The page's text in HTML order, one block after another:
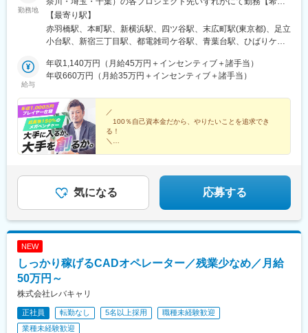
勤務地
を考慮して決定】■東京本社 東京都港区三田一丁目4番1号 住友不
動産麻布十番ビル4階☆2026年7月に移転☆BAR・テーブルゲーム
有＜アクセス＞・都営地下鉄大江戸線 「赤羽橋駅」より徒歩3
徒歩6分・都営地下鉄三田線「芝公園駅」より徒歩9分■大阪支
社 大阪府大阪市中央区久太郎町4-2-15 5F☆2025年1月に新設＜
「心斎橋駅」より徒歩10分■横浜支社 神奈川県横浜市港北区新
横浜2丁目5-2☆2025年10月に開設＜アクセス＞「新横浜駅」より
徒歩5分以内※希望や適性、通いやすさなどを考慮して決定しま
す。※転居を伴う転勤なし※U・Iターン歓迎
【最寄り駅】
赤羽橋駅、本町駅、新横浜駅、四ツ谷駅、末広町駅(東京都)、足立
小台駅、新宿三丁目駅、都電雑司ケ谷駅、青葉台駅、ひばりケ丘
駅、下永谷駅、霞ケ関駅(東京都)、梶が谷駅、蒲田駅、茅場町駅、
伊勢佐木長者町駅、井の頭公園駅、多摩センター駅、船橋駅、京
駅、虎ノ門ヒルズ駅、護国寺駅、光が丘駅、新小岩駅、高井戸
駅、国府台駅、桜新町駅、三越前駅、新川崎駅、芝公園駅、渋谷
駅、勝どき駅、中目黒駅、小伝馬町駅、新丸子駅、新橋駅、大久
保駅(東京都)、成増駅、高島平駅、西武新宿駅、表参道駅、芦花公
園駅、千葉ニュータウン中央駅、川崎駅、参宮橋駅、立会川駅、
町田駅、調布駅、天王洲アイル駅、天王町駅、浅草駅(ＴＸ)、向原
駅(東京都)、東陽町駅、藤沢駅、南砂町駅、南与野駅、二子玉川
京メトロ)、北浜駅(大阪府)、大阪梅田駅(阪神線)、東梅田駅、大阪
ビジネスパーク駅、桜島駅、福島駅(大阪府・阪神線)、渡辺橋駅、
旧居留地・大丸前駅、五条駅(京都市営)、麻布十番駅、堺筋本町
駅、桜田門駅、蓮沼駅、関内駅、吉祥寺駅、京成船橋駅、銀座
駅、飯田橋駅、代官山駅、大崎広小路駅、御成門駅、富士見ケ丘
給与
年収1,140万円（月給45万円＋インセンティブ＋諸手当）
年収660万円（月給35万円＋インセンティブ＋諸手当）
／
100％自己資本金だから、やりたいことを追求でき
る！
＼
◇効率重視だから月平均残業10時間未満
◆未経験からマネジメントや経営にも挑戦
気になる 応募する
NEW
しっかり稼げるCADオペレーター／残業少なめ／月給
50万円～
株式会社レバキャリ
正社員 転勤なし 5名以上採用
職種未経験歓迎
業種未経験歓迎